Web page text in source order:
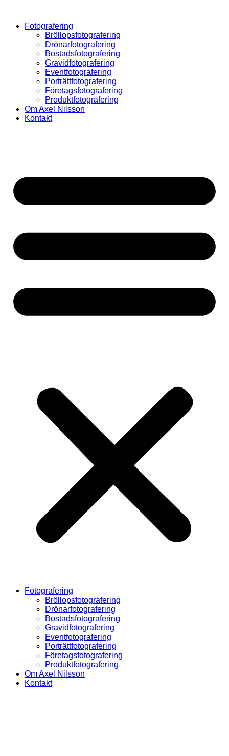
innehållFotografering
Bröllopsfotografering
Drönarfotografering
Bostadsfotografering
Gravidfotografering
Eventfotografering
Porträttfotografering
Företagsfotografering
Produktfotografering
Om Axel Nilsson
Kontakt
Fotografering
Bröllopsfotografering
Drönarfotografering
Bostadsfotografering
Gravidfotografering
Eventfotografering
Porträttfotografering
Företagsfotografering
Produktfotografering
Om Axel Nilsson
Kontakt